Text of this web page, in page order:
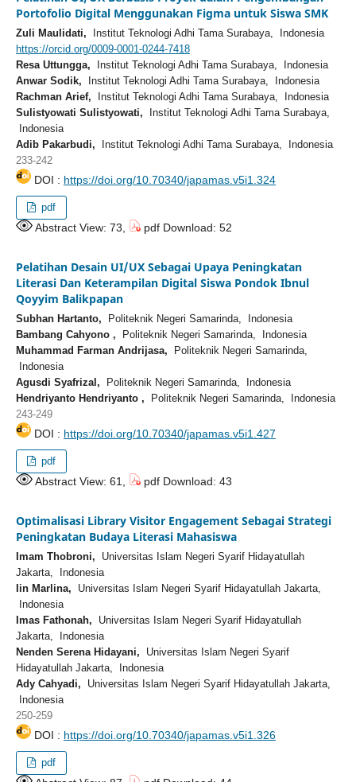
Portofolio Digital Menggunakan Figma untuk Siswa SMK
Zuli Maulidati, Institut Teknologi Adhi Tama Surabaya, Indonesia
https://orcid.org/0009-0001-0244-7418
Resa Uttungga, Institut Teknologi Adhi Tama Surabaya, Indonesia
Anwar Sodik, Institut Teknologi Adhi Tama Surabaya, Indonesia
Rachman Arief, Institut Teknologi Adhi Tama Surabaya, Indonesia
Sulistyowati Sulistyowati, Institut Teknologi Adhi Tama Surabaya,
Indonesia
Adib Pakarbudi, Institut Teknologi Adhi Tama Surabaya, Indonesia
233-242
DOI : https://doi.org/10.70340/japamas.v5i1.324
pdf
Abstract View: 73, pdf Download: 52
Pelatihan Desain UI/UX Sebagai Upaya Peningkatan
Literasi Dan Keterampilan Digital Siswa Pondok Ibnul
Qoyyim Balikpapan
Subhan Hartanto, Politeknik Negeri Samarinda, Indonesia
Bambang Cahyono , Politeknik Negeri Samarinda, Indonesia
Muhammad Farman Andrijasa, Politeknik Negeri Samarinda,
Indonesia
Agusdi Syafrizal, Politeknik Negeri Samarinda, Indonesia
Hendriyanto Hendriyanto , Politeknik Negeri Samarinda, Indonesia
243-249
DOI : https://doi.org/10.70340/japamas.v5i1.427
pdf
Abstract View: 61, pdf Download: 43
Optimalisasi Library Visitor Engagement Sebagai Strategi
Peningkatan Budaya Literasi Mahasiswa
Imam Thobroni, Universitas Islam Negeri Syarif Hidayatullah
Jakarta, Indonesia
Iin Marlina, Universitas Islam Negeri Syarif Hidayatullah Jakarta,
Indonesia
Imas Fathonah, Universitas Islam Negeri Syarif Hidayatullah
Jakarta, Indonesia
Nenden Serena Hidayani, Universitas Islam Negeri Syarif
Hidayatullah Jakarta, Indonesia
Ady Cahyadi, Universitas Islam Negeri Syarif Hidayatullah Jakarta,
Indonesia
250-259
DOI : https://doi.org/10.70340/japamas.v5i1.326
pdf